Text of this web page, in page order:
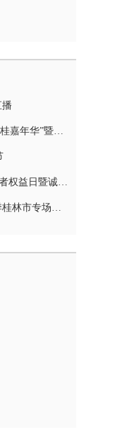
龙巡游活动直播
活动网民面对面活动
聘活动直播带岗